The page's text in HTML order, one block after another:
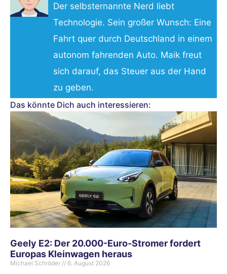
Der selbsternannte Nerd liebt
Technologie. Sein großer Wunsch: Eine
Fahrt quer durch Deutschland in einem
autonom fahrenden Auto. Maik freut
sich darauf, das Steuer aus der Hand
zu geben.
Das könnte Dich auch interessieren:
Geely E2: Der 20.000-Euro-Stromer fordert
Europas Kleinwagen heraus
Michael Schröder 6. August 2026